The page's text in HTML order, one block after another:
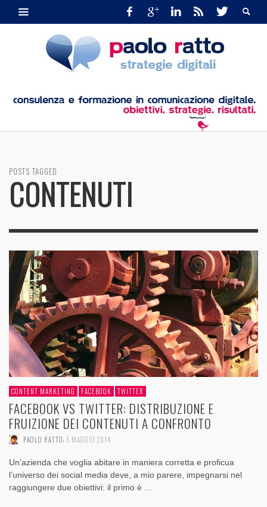
POSTS TAGGED
CONTENUTI
CONTENT MARKETING FACEBOOK TWITTER
FACEBOOK VS TWITTER: DISTRIBUZIONE E
FRUIZIONE DEI CONTENUTI A CONFRONTO
PAOLO RATTO 5 MAGGIO 2014
Un’azienda che voglia abitare in maniera corretta e proficua
l’universo dei social media deve, a mio parere, impegnarsi nel
raggiungere due obiettivi: il primo è …